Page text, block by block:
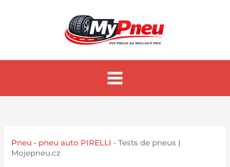
Pneu • pneu auto PIRELLI •Tests de pneus |
Mojepneu.cz